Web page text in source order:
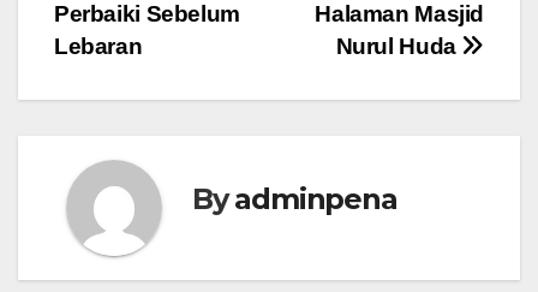
Halaman Masjid
Nurul Huda
Perbaiki Sebelum
Lebaran
Byadminpena